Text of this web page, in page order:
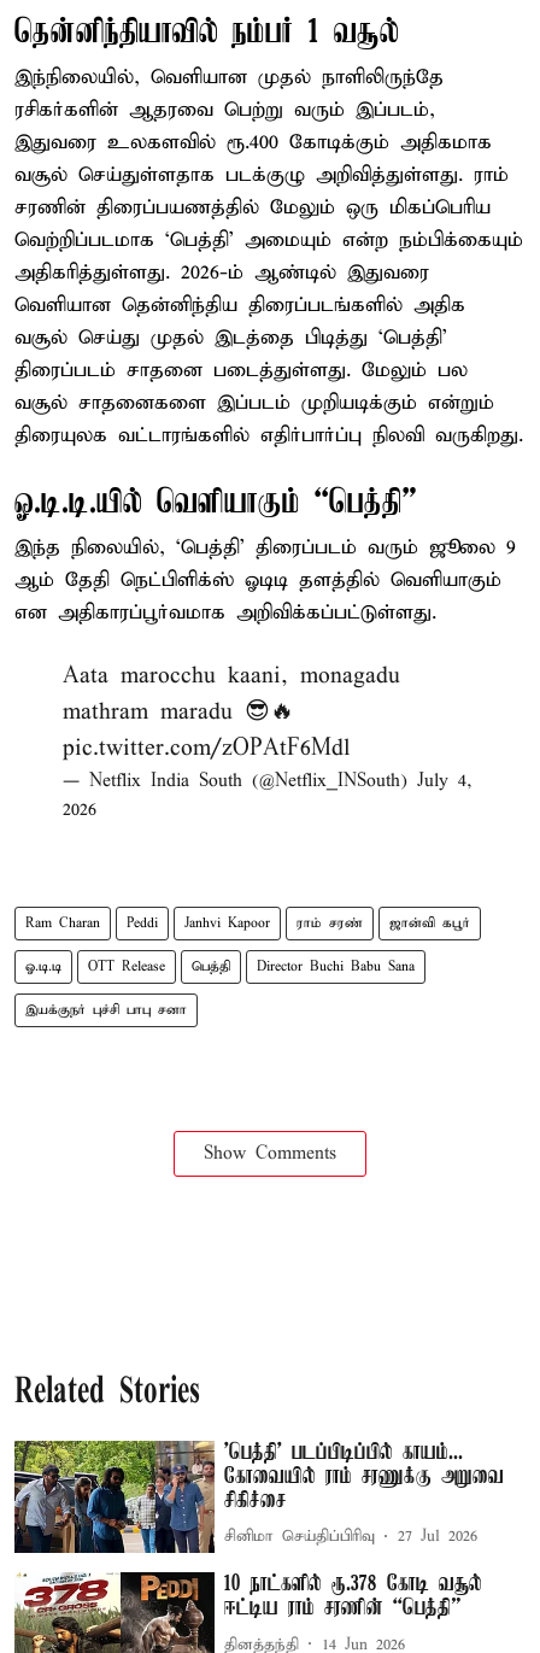
தென்னிந்தியாவில் நம்பர் 1 வசூல்
இந்நிலையில், வெளியான முதல் நாளிலிருந்தே
ரசிகர்களின் ஆதரவை பெற்று வரும் இப்படம்,
இதுவரை உலகளவில் ரூ.400 கோடிக்கும் அதிகமாக
வசூல் செய்துள்ளதாக படக்குழு அறிவித்துள்ளது. ராம்
சரணின் திரைப்பயணத்தில் மேலும் ஒரு மிகப்பெரிய
வெற்றிப்படமாக ‘பெத்தி’ அமையும் என்ற நம்பிக்கையும்
அதிகரித்துள்ளது. 2026-ம் ஆண்டில் இதுவரை
வெளியான தென்னிந்திய திரைப்படங்களில் அதிக
வசூல் செய்து முதல் இடத்தை பிடித்து ‘பெத்தி’
திரைப்படம் சாதனை படைத்துள்ளது. மேலும் பல
வசூல் சாதனைகளை இப்படம் முறியடிக்கும் என்றும்
திரையுலக வட்டாரங்களில் எதிர்பார்ப்பு நிலவி வருகிறது.
ஓ.டி.டி.யில் வெளியாகும் “பெத்தி”
இந்த நிலையில், ‘பெத்தி’ திரைப்படம் வரும் ஜூலை 9
ஆம் தேதி நெட்பிளிக்ஸ் ஓடிடி தளத்தில் வெளியாகும்
என அதிகாரப்பூர்வமாக அறிவிக்கப்பட்டுள்ளது.
Aata marocchu kaani, monagadu
mathram maradu 😎🔥
pic.twitter.com/zOPAtF6Mdl
— Netflix India South (@Netflix_INSouth) July 4,
2026
Ram Charan Peddi Janhvi Kapoor ராம் சரண் ஜான்வி கபூர்
ஓ.டி.டி OTT Release பெத்தி Director Buchi Babu Sana
இயக்குநர் புச்சி பாபு சனா
Show Comments
Related Stories
'பெத்தி' படப்பிடிப்பில் காயம்...
கோவையில் ராம் சரணுக்கு அறுவை
சிகிச்சை
சினிமா செய்திப்பிரிவு 27 Jul 2026
10 நாட்களில் ரூ.378 கோடி வசூல்
ஈட்டிய ராம் சரணின் “பெத்தி”
தினத்தந்தி 14 Jun 2026